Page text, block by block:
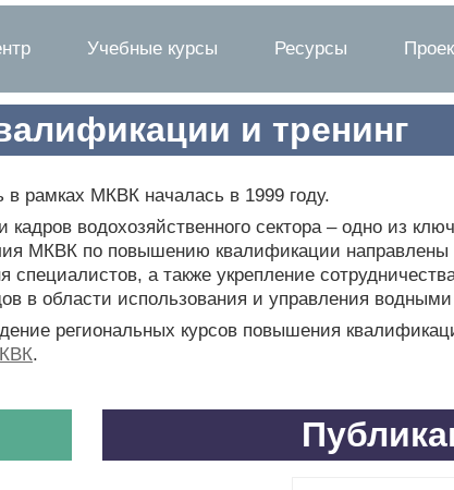
Учебные курсы Ресурсы
и тренинг
в рамках МКВК началась в 1999 году.
водохозяйственного сектора – одно из
МКВК по повышению квалификации направлены
специалистов, а также укрепление
в области использования и управления
региональных курсов повышения
.